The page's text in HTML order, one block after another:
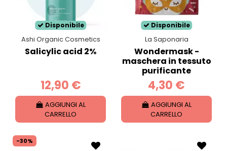
Disponibile
Ashi Organic Cosmetics
Salicylic acid 2%
12,90 €
AGGIUNGI AL
CARRELLO
Disponibile
La Saponaria
Wondermask -
maschera in tessuto
purificante
4,30 €
AGGIUNGI AL
CARRELLO
-30%